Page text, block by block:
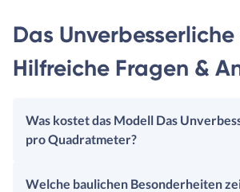
Das
Hilfreiche Fragen &
Was kostet das Modell Das
pro Quadratmeter?
Welche baulichen Besonderheiten